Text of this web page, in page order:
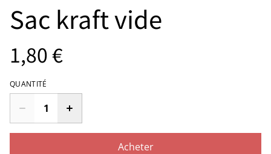
Sac kraft vide
1,80 €
QUANTITÉ
Acheter